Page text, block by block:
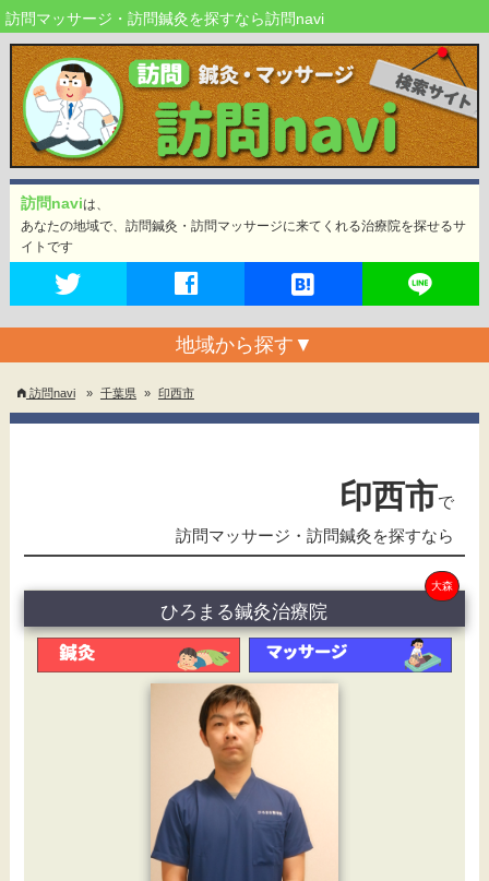
訪問マッサージ・訪問鍼灸を探すなら訪問navi
訪問naviは、
あなたの地域で、訪問鍼灸・訪問マッサージに来てくれる治療院を探せるサ
イトです
地域から探す ▼
訪問navi » 千葉県 » 印西市
印西市で
訪問マッサージ・訪問鍼灸を探すなら
大森
ひろまる鍼灸治療院